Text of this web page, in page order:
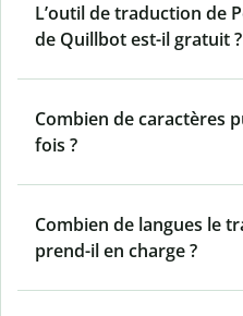
L’outil de traduction de
de Quillbot est-il gratuit ?
Combien de caractères
fois ?
Combien de langues le
prend-il en charge ?